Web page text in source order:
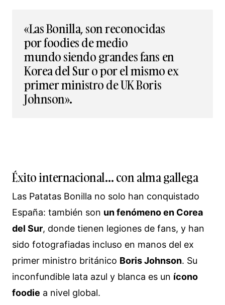
«Las Bonilla, son reconocidas
por foodies de medio
mundo siendo grandes fans en
Korea del Sur o por el mismo ex
primer ministro de UK Boris
Johnson».
Éxito internacional… con alma gallega
Las Patatas Bonilla no solo han conquistado
España: también son un fenómeno en Corea
del Sur, donde tienen legiones de fans, y han
sido fotografiadas incluso en manos del ex
primer ministro británico Boris Johnson. Su
inconfundible lata azul y blanca es un ícono
foodie a nivel global.